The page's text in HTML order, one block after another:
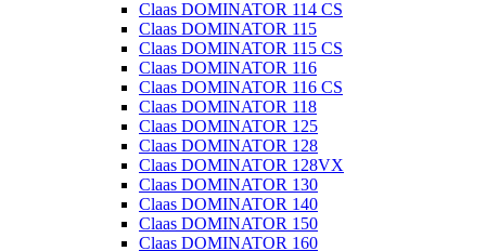
Claas DOMINATOR 114 CS
Claas DOMINATOR 115
Claas DOMINATOR 115 CS
Claas DOMINATOR 116
Claas DOMINATOR 116 CS
Claas DOMINATOR 118
Claas DOMINATOR 125
Claas DOMINATOR 128
Claas DOMINATOR 128VX
Claas DOMINATOR 130
Claas DOMINATOR 140
Claas DOMINATOR 150
Claas DOMINATOR 160